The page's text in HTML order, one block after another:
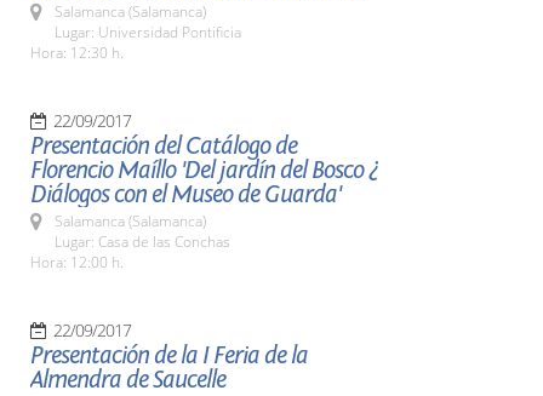
Salamanca (Salamanca)
Lugar: Universidad Pontificia
Hora: 12:30 h.
22/09/2017
Presentación del Catálogo de
Florencio Maíllo 'Del jardín del Bosco ¿
Diálogos con el Museo de Guarda'
Salamanca (Salamanca)
Lugar: Casa de las Conchas
Hora: 12:00 h.
22/09/2017
Presentación de la I Feria de la
Almendra de Saucelle